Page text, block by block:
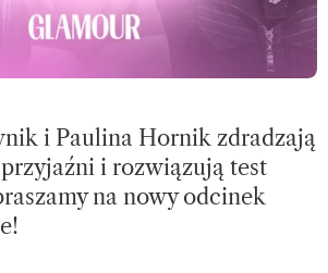
i Paulina Hornik zdradzają
i rozwiązują test
na nowy odcinek